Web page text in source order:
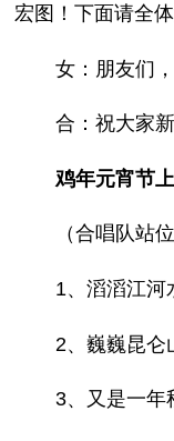
宏图！下面请全
女：朋友们
合：祝大家
鸡年元宵节
（合唱队站
1、滔滔江河
2、巍巍昆仑
3、又是一年